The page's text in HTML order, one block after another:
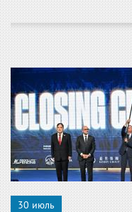
30 июль